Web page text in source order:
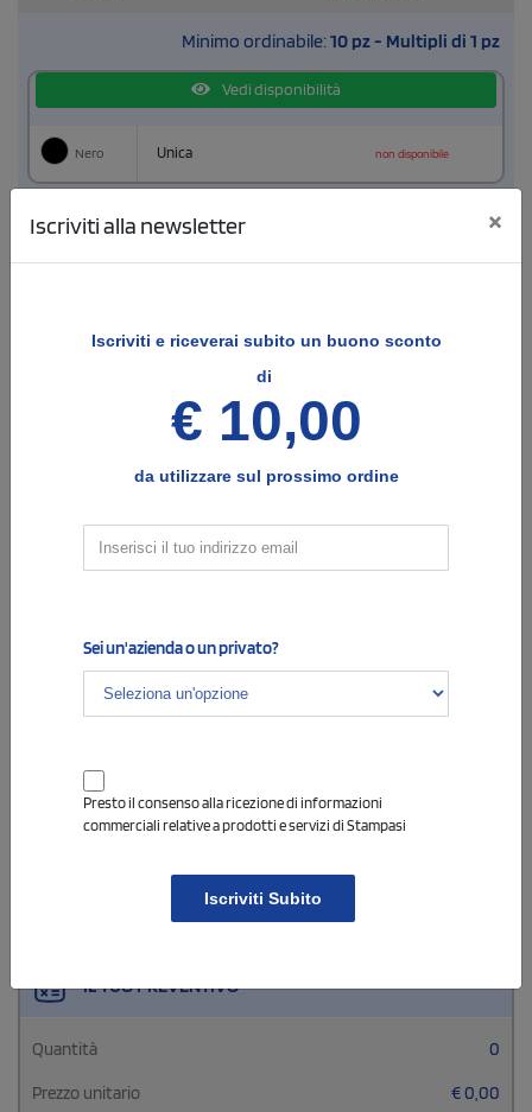
Minimo ordinabile: 10 pz - Multipli di 1 pz
Vedi disponibilità
Nero Unica non disponibile
CARICA FILE
File possibilmente
vettoriale
RISTAMPA
Verrà utilizzato il file
già in nostro possesso
come precedenti forniture.
Potrai inviare il file a
conclusione dell'ordine alla
d'ordine di riferimento.
IL TUO PREVENTIVO
Quantità 0
Prezzo unitario €0,00
Iscriviti alla newsletter ×
Iscriviti e riceverai subito un buono sconto
di
€ 10,00
da utilizzare sul prossimo ordine
Sei un'azienda o un privato?
Presto il consenso alla ricezione di informazioni
commerciali relative a prodotti e servizi di Stampasi
Iscriviti Subito